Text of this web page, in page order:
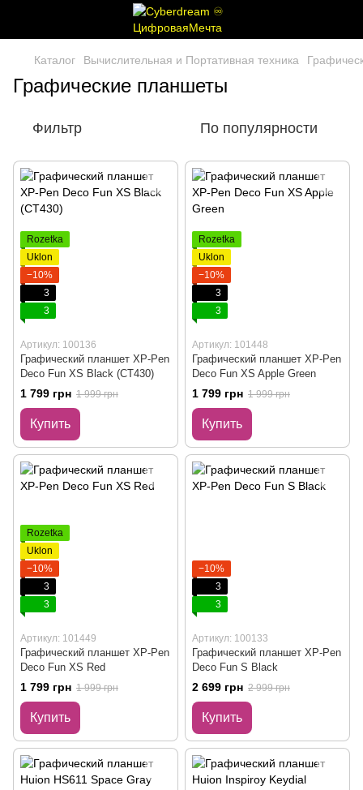
Каталог Вычислительная и Портативная техника
Графические планшеты
Фильтр По популярности
Rozetka
Uklon
−10%
3
3
Артикул: 100136
Графический планшет XP-Pen
Deco Fun XS Black (CT430)
1 799 грн 1 999 грн
Купить
Rozetka
Uklon
−10%
3
3
Артикул: 101448
Графический планшет XP-Pen
Deco Fun XS Apple Green
1 799 грн 1 999 грн
Купить
Rozetka
Uklon
−10%
3
3
Артикул: 101449
Графический планшет XP-Pen
Deco Fun XS Red
1 799 грн 1 999 грн
Купить
−10%
3
3
Артикул: 100133
Графический планшет XP-Pen
Deco Fun S Black
2 699 грн 2 999 грн
Купить